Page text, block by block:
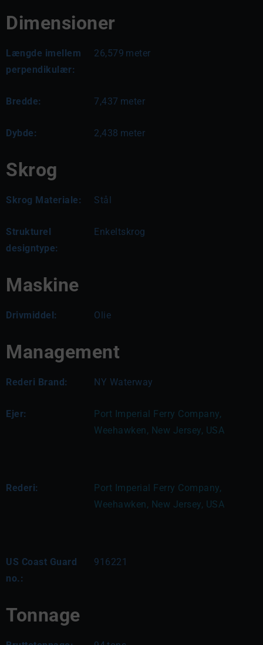
Dimensioner
Længde imellem
perpendikulær:
26,579 meter
Bredde: 7,437 meter
Dybde: 2,438 meter
Skrog
Skrog Materiale: Stål
Strukturel
designtype:
Enkeltskrog
Maskine
Drivmiddel: Olie
Management
Rederi Brand: NY Waterway
Ejer:
Port Imperial Ferry Company,
Weehawken, New Jersey, USA
Rederi:
Port Imperial Ferry Company,
Weehawken, New Jersey, USA
US Coast Guard
no.:
916221
Tonnage